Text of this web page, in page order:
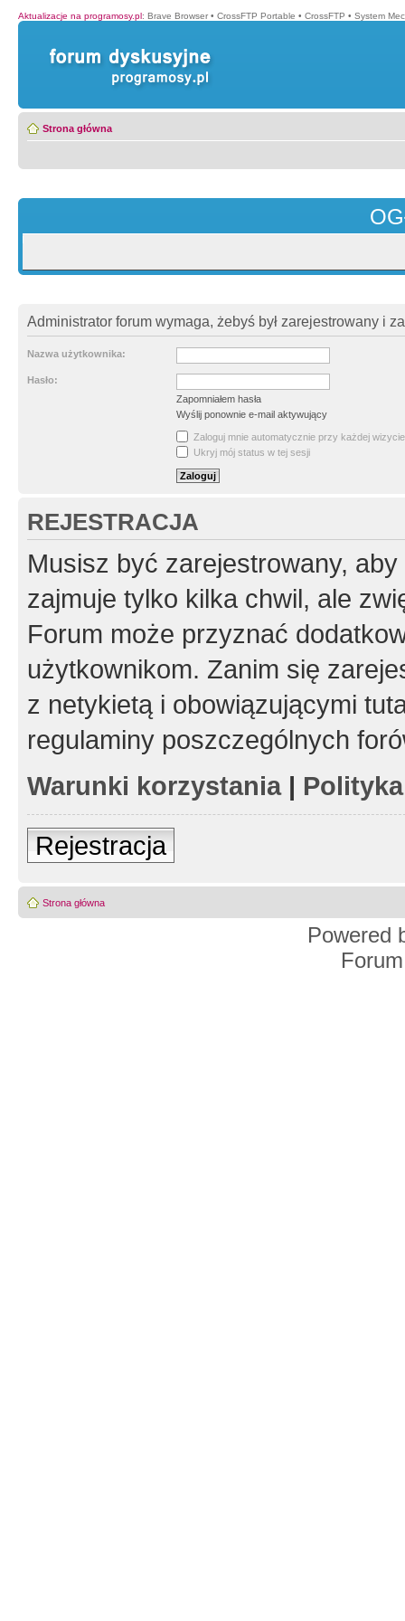
Aktualizacje na programosy.pl: Brave Browser • CrossFTP Portable • CrossFTP • System
Strona główna
Administrator forum wymaga, żebyś był zarejestrowany i
Nazwa użytkownika:
Hasło:
Zapomniałem hasła
Wyślij ponownie e-mail aktywujący
Zaloguj mnie automatycznie przy każdej wizycie
Ukryj mój status w tej sesji
REJESTRACJA
Musisz być zarejestrowany,
zajmuje tylko kilka chwil, ale
Forum może przyznać
użytkownikom. Zanim się
z netykietą i obowiązującymi
regulaminy poszczególnych
Warunki korzystania|
Rejestracja
Strona główna
Powered